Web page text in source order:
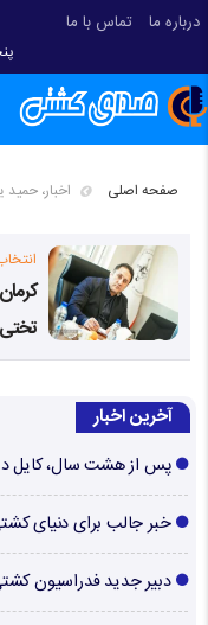
درباره ما تماس با ما
صفحه اصلی اخبار،
آخرین اخبار
پس از هشت سال، کایل
خبر جالب برای دنیای
دبیر جدید فدراسیون